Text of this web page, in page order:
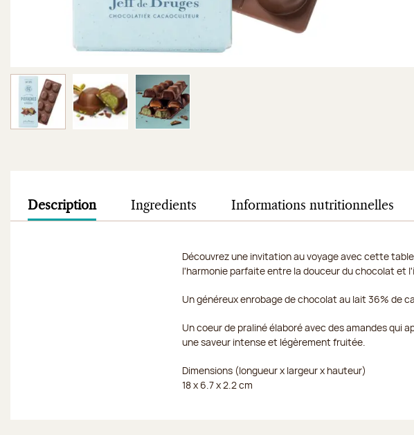
Image 1 sur 3
Description Ingredients Informations nutritionnelles
Découvrez une invitation au voyage avec cette
l'harmonie parfaite entre la douceur du chocolat et
Un généreux enrobage de chocolat au lait 36% de
Un coeur de praliné élaboré avec des amandes qui
une saveur intense et légèrement fruitée.
Dimensions (longueur x largeur x hauteur)
18 x 6.7 x 2.2 cm